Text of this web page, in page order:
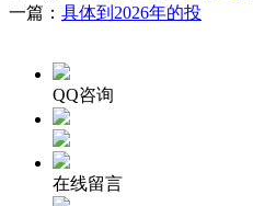
一篇： 具体到2026年的投
QQ咨询
在线留言